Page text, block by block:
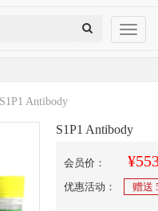
Toggle
Antibody
S1P1 Antibody
会员价：
优惠活动： 赠送